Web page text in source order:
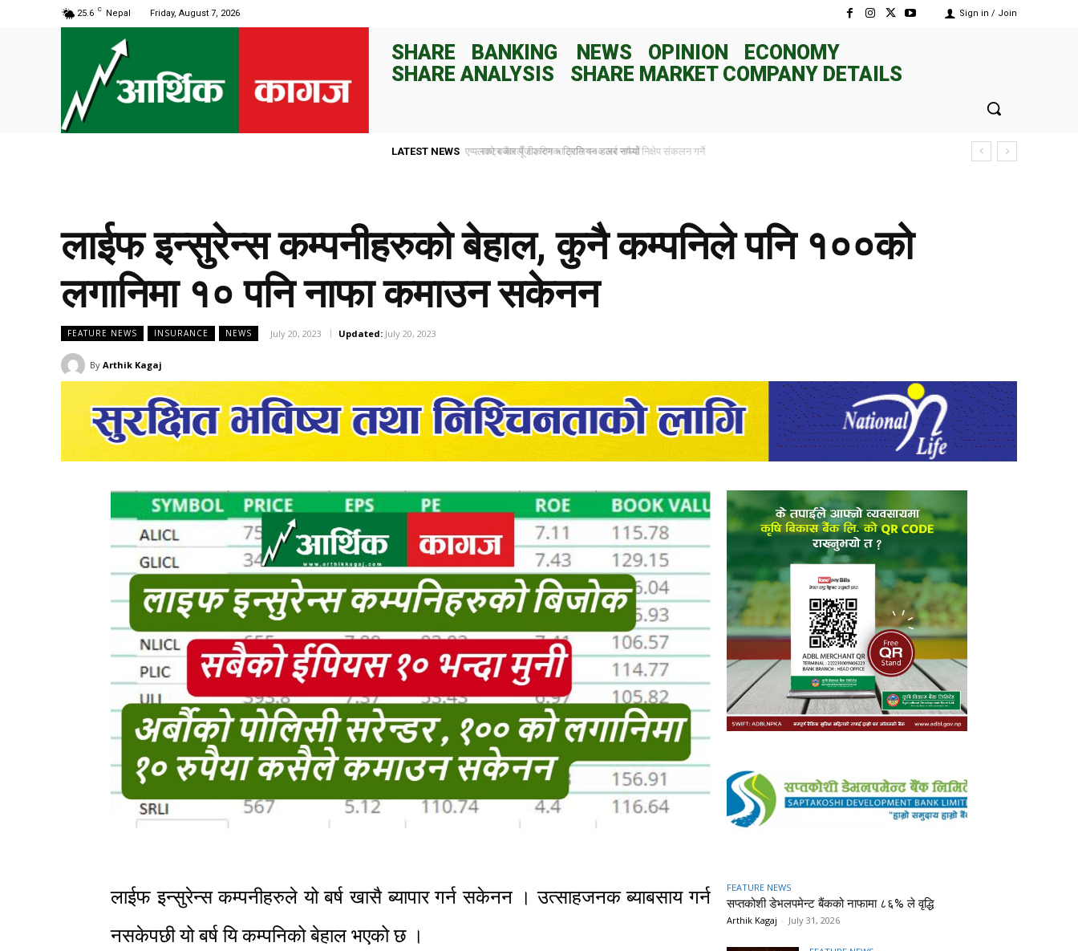
25.6 C Nepal Friday, August 7, 2026 Sign in / Join
SHARE BANKING NEWS OPINION
ECONOMY
SHARE ANALYSIS
SHARE MARKET COMPANY DETAILS
LATEST NEWS राष्ट्र बैंकले ८२ दिनका लागि १०० अर्ब रुपैयाँ निक्षेप संकलन गर्ने
लाईफ इन्सुरेन्स कम्पनीहरुको बेहाल, कुनै कम्पनिले पनि १००को
लगानिमा १० पनि नाफा कमाउन सकेनन
FEATURE NEWS INSURANCE NEWS July 20, 2023 Updated: July 20, 2023
By Arthik Kagaj
लाईफ इन्सुरेन्स कम्पनीहरुले यो बर्ष खासै ब्यापार गर्न सकेनन । उत्साहजनक ब्याबसाय गर्न
नसकेपछी यो बर्ष यि कम्पनिको बेहाल भएको छ ।
FEATURE NEWS
सप्तकोशी डेभलपमेन्ट बैंकको नाफामा ८६% ले वृद्धि
Arthik Kagaj - July 31, 2026